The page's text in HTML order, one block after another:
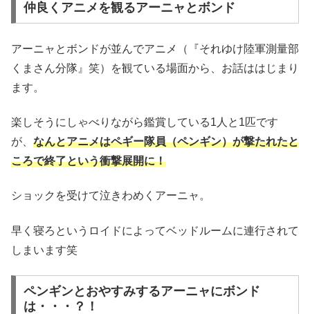
仲良くアニメを観るアーニャとボンド
アーニャとボンドが並んでアニメ（『それゆけ陸軍測量部
くまさん分隊』笑）を観ている場面から、お話ははじまり
ます。
楽しそうにしゃべりながら鑑賞している1人と1匹です
が、 なんとアニメはペギー隊員（ペンギン）が撃たれたと
ころで終了という衝撃展開に！
ショックを受けて泣きわめくアーニャ。
早く寝ろというロイドによってベッドルームに連行されて
しまいます笑
ペンギンとおやすみするアーニャにボンド
は・・・？！